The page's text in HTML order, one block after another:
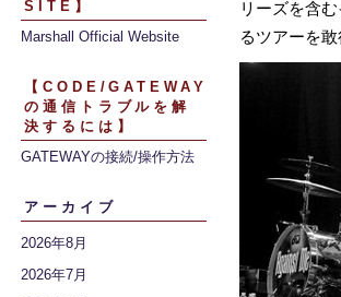
SITE】
Marshall Official Website
【CODE/GATEWAY
の通信トラブルを解
決するには】
GATEWAYの接続/操作方法
アーカイブ
2026年8月
2026年7月
リーズを含
るツアーを